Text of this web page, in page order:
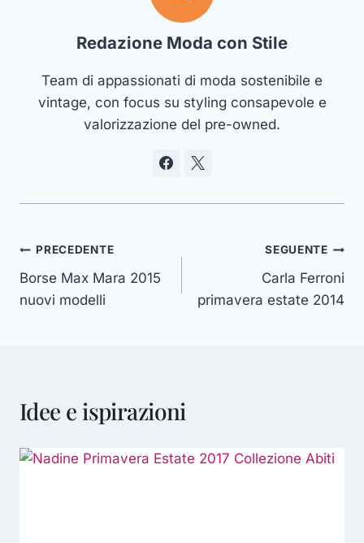
Redazione Moda con Stile
Team di appassionati di moda sostenibile e
vintage, con focus su styling consapevole e
valorizzazione del pre-owned.
Navigazione
articoli
PRECEDENTE
Borse Max Mara 2015
nuovi modelli
SEGUENTE
Carla Ferroni
primavera estate 2014
Idee e ispirazioni